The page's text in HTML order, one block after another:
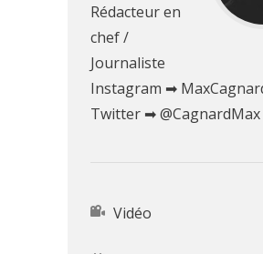
Rédacteur en
chef /
Journaliste
Instagram ➡
Twitter ➡ @CagnardMax
Vidéo